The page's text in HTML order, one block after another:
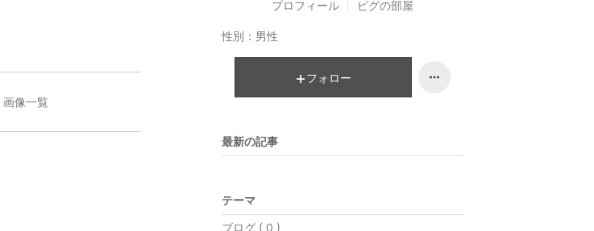
画像一覧
プロフィール ピグの部屋
性別： 男性
フォロー
最新の記事
テーマ
ブログ ( 0 )